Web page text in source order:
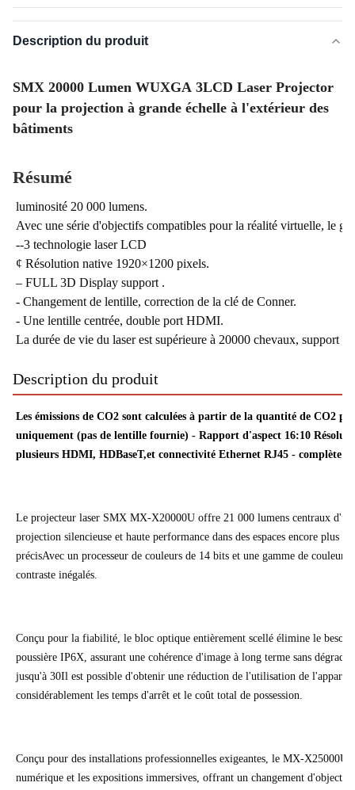
Description du produit
SMX 20000 Lumen WUXGA 3LCD Laser Projector
pour la projection à grande échelle à l'extérieur des
bâtiments
Résumé
luminosité 20 000 lumens.
Avec une série d'objectifs compatibles pour la réalité virtuelle, le
--3 technologie laser LCD
¢ Résolution native 1920×1200 pixels.
– FULL 3D Display support .
- Changement de lentille, correction de la clé de Conner.
- Une lentille centrée, double port HDMI.
La durée de vie du laser est supérieure à 20000 chevaux, support
Description du produit
Les émissions de CO2 sont calculées à partir de la quantité de CO2
uniquement (pas de lentille fournie) - Rapport d'aspect 16:10
plusieurs HDMI, HDBaseT,et connectivité Ethernet RJ45 - complète
Le projecteur laser SMX MX-X20000U offre 21 000 lumens centraux
projection silencieuse et haute performance dans des espaces encore plus
précisAvec un processeur de couleurs de 14 bits et une gamme de
contraste inégalés.
Conçu pour la fiabilité, le bloc optique entièrement scellé élimine le
poussière IP6X, assurant une cohérence d'image à long terme sans
jusqu'à 30Il est possible d'obtenir une réduction de l'utilisation de
considérablement les temps d'arrêt et le coût total de possession.
Conçu pour des installations professionnelles exigeantes, le MX-X25000U
numérique et les expositions immersives, offrant un changement d'objectif